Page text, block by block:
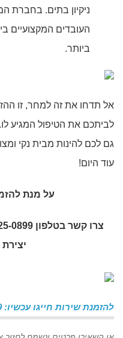
ניקיון בתים. בחברת
העובדים המקצועיים
ביותר.
אל תדחו את זה למחר, זו
לביתכם את הטיפול המגיע לו.
גם לכם להינות מבית נקי
עוד היום!
על מנת
להזמנת שירות חייגו עכשיו: 055-925-0899